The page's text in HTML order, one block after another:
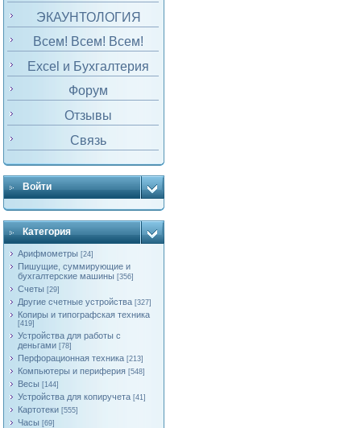
ЭКАУНТОЛОГИЯ
Всем! Всем! Всем!
Excel и Бухгалтерия
Форум
Отзывы
Связь
Войти
Категория
Арифмометры [24]
Пишущие, суммирующие и
бухгалтерские машины [356]
Счеты [29]
Другие счетные устройства [327]
Копиры и типографская техника
[419]
Устройства для работы с
деньгами [78]
Перфорационная техника [213]
Компьютеры и периферия [548]
Весы [144]
Устройства для копиручета [41]
Картотеки [555]
Часы [69]